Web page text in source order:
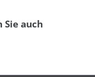
Sie auch